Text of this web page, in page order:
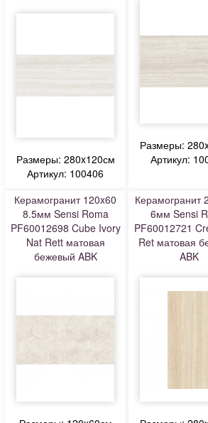
Размеры: 280x120см
Артикул: 100406
Размеры:
Артикул:
Керамогранит 120x60
8.5мм Sensi Roma
PF60012698 Cube Ivory
Nat Rett матовая
бежевый ABK
Керамогранит
6мм Sensi
PF60012721
Ret матовая
ABK